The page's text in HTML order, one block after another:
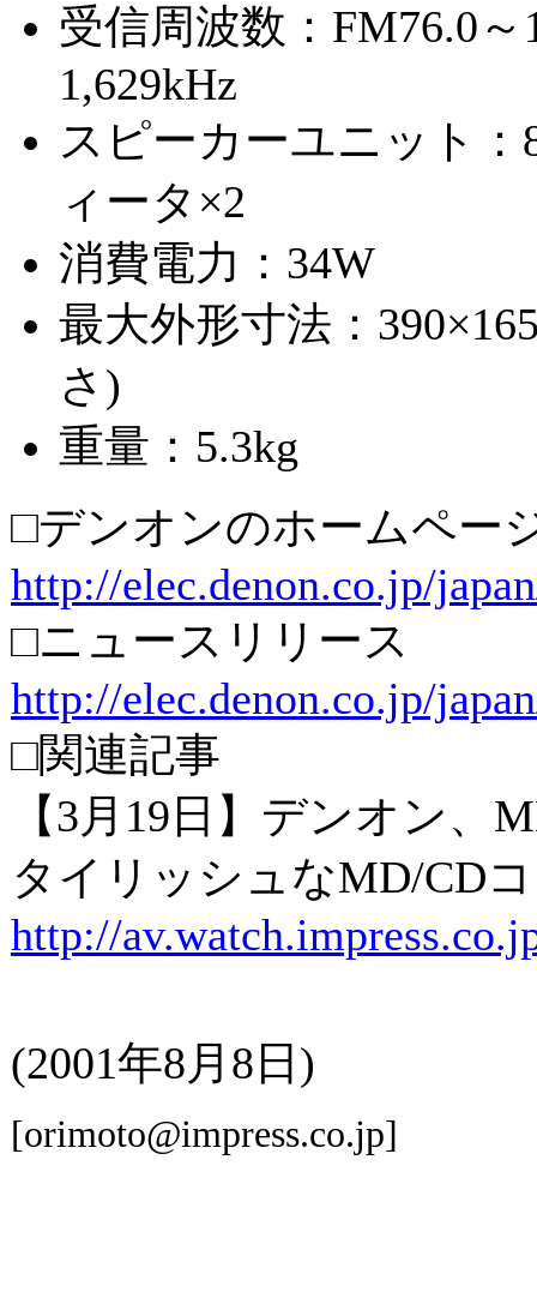
受信周波数：FM76.0
1,629kHz
スピーカーユニット：
ィータ×2
消費電力：34W
最大外形寸法：
さ)
重量：5.3kg
□デンオンのホームペー
http://elec.denon.co.jp/
□ニュースリリース
http://elec.denon.co.jp/
□関連記事
【3月19日】デンオン、
タイリッシュなMD/CD
http://
(2001年8月8日)
[orimoto@impress.co.jp]